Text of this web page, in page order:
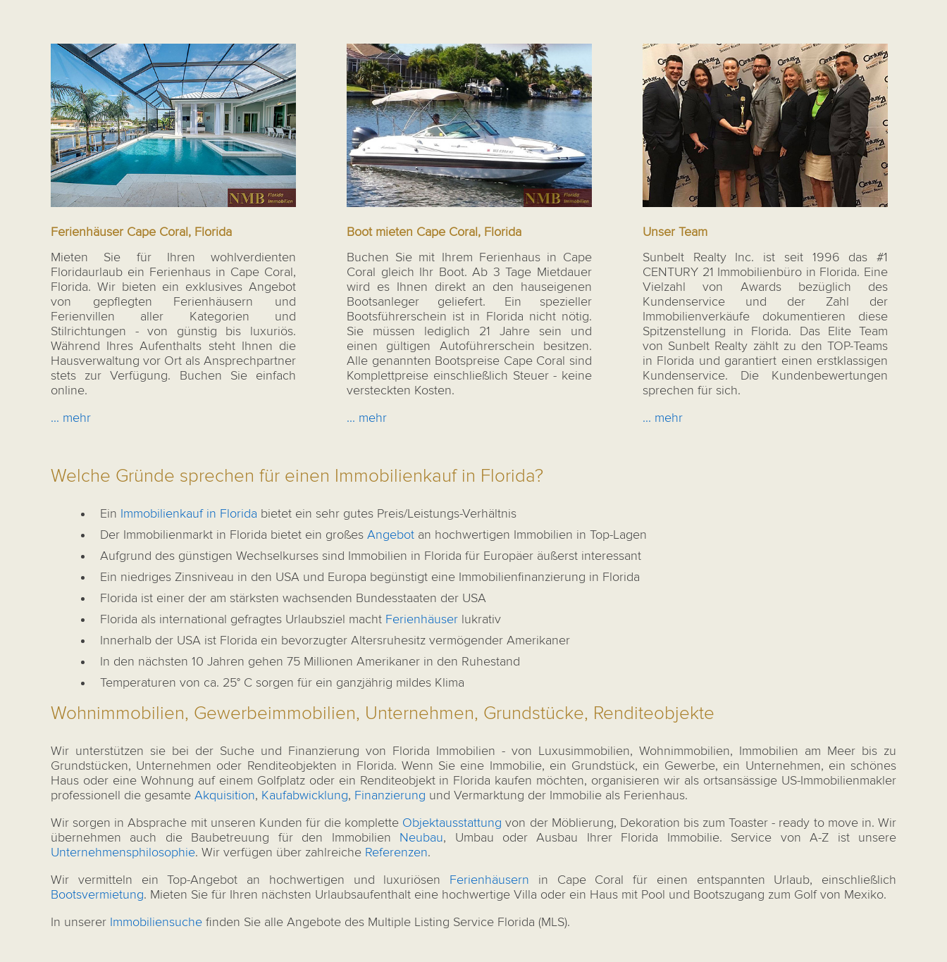
Ferienhäuser Cape Coral, Florida
Mieten Sie für Ihren wohlverdienten
Floridaurlaub ein Ferienhaus in Cape Coral,
Florida. Wir bieten ein exklusives Angebot
von gepflegten Ferienhäusern und
Ferienvillen aller Kategorien und
Stilrichtungen - von günstig bis luxuriös.
Während Ihres Aufenthalts steht Ihnen die
Hausverwaltung vor Ort als Ansprechpartner
stets zur Verfügung. Buchen Sie einfach
online.
... mehr
Boot mieten Cape Coral, Florida
Buchen Sie mit Ihrem Ferienhaus in Cape
Coral gleich Ihr Boot. Ab 3 Tage Mietdauer
wird es Ihnen direkt an den hauseigenen
Bootsanleger geliefert. Ein spezieller
Bootsführerschein ist in Florida nicht nötig.
Sie müssen lediglich 21 Jahre sein und
einen gültigen Autoführerschein besitzen.
Alle genannten Bootspreise Cape Coral sind
Komplettpreise einschließlich Steuer - keine
versteckten Kosten.
... mehr
Unser Team
Sunbelt Realty Inc. ist seit 1996 das #1
CENTURY 21 Immobilienbüro in Florida. Eine
Vielzahl von Awards bezüglich des
Kundenservice und der Zahl der
Immobilienverkäufe dokumentieren diese
Spitzenstellung in Florida. Das Elite Team
von Sunbelt Realty zählt zu den TOP-Teams
in Florida und garantiert einen erstklassigen
Kundenservice. Die Kundenbewertungen
sprechen für sich.
... mehr
Welche Gründe sprechen für einen Immobilienkauf in Florida?
Ein Immobilienkauf in Florida bietet ein sehr gutes Preis/Leistungs-Verhältnis
Der Immobilienmarkt in Florida bietet ein großes Angebot an hochwertigen Immobilien in Top-Lagen
Aufgrund des günstigen Wechselkurses sind Immobilien in Florida für Europäer äußerst interessant
Ein niedriges Zinsniveau in den USA und Europa begünstigt eine Immobilienfinanzierung in Florida
Florida ist einer der am stärksten wachsenden Bundesstaaten der USA
Florida als international gefragtes Urlaubsziel macht Ferienhäuser lukrativ
Innerhalb der USA ist Florida ein bevorzugter Altersruhesitz vermögender Amerikaner
In den nächsten 10 Jahren gehen 75 Millionen Amerikaner in den Ruhestand
Temperaturen von ca. 25° C sorgen für ein ganzjährig mildes Klima
Wohnimmobilien, Gewerbeimmobilien, Unternehmen, Grundstücke, Renditeobjekte
Wir unterstützen sie bei der Suche und Finanzierung von Florida Immobilien - von Luxusimmobilien, Wohnimmobilien, Immobilien am Meer bis zu
Grundstücken, Unternehmen oder Renditeobjekten in Florida. Wenn Sie eine Immobilie, ein Grundstück, ein Gewerbe, ein Unternehmen, ein schönes
Haus oder eine Wohnung auf einem Golfplatz oder ein Renditeobjekt in Florida kaufen möchten, organisieren wir als ortsansässige US-Immobilienmakler
professionell die gesamte Akquisition, Kaufabwicklung, Finanzierung und Vermarktung der Immobilie als Ferienhaus.
Wir sorgen in Absprache mit unseren Kunden für die komplette Objektausstattungvon der Möblierung, Dekoration bis zum Toaster - ready to move in. Wir
übernehmen auch die Baubetreuung für den Immobilien Neubau, Umbau oder Ausbau Ihrer Florida Immobilie. Service von A-Z ist unsere
Unternehmensphilosophie. Wir verfügen über zahlreiche Referenzen.
Wir vermitteln ein Top-Angebot an hochwertigen und luxuriösen Ferienhäusern in Cape Coral für einen entspannten Urlaub, einschließlich
Bootsvermietung. Mieten Sie für Ihren nächsten Urlaubsaufenthalt eine hochwertige Villa oder ein Haus mit Pool und Bootszugang zum Golf von Mexiko.
In unserer Immobiliensuche finden Sie alle Angebote des Multiple Listing Service Florida (MLS).